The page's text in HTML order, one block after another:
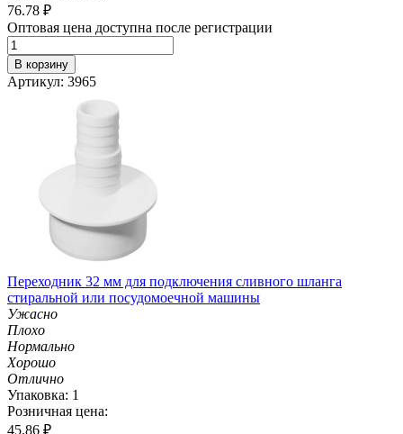
76.78 ₽
Оптовая цена доступна после регистрации
В корзину
Артикул: 3965
Переходник 32 мм для подключения сливного шланга
стиральной или посудомоечной машины
Ужасно
Плохо
Нормально
Хорошо
Отлично
Упаковка: 1
Розничная цена:
45.86 ₽